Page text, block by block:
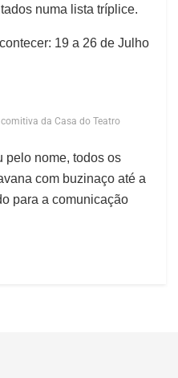
numa lista tríplice.
19 a 26 de Julho
da Casa do Teatro
pelo nome, todos os
com buzinaço até a
para a comunicação